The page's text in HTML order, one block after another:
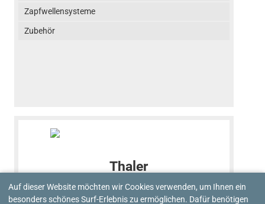
Zapfwellensysteme
Zubehör
Auf dieser Website möchten wir Cookies verwenden, um Ihnen ein
besonders schönes Surf-Erlebnis zu ermöglichen. Dafür benötigen